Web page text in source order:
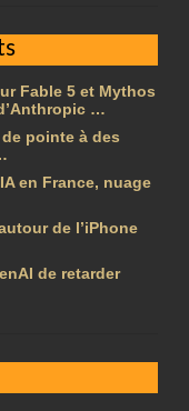
Fable 5 et Mythos
…
de pointe à des
en France, nuage
de l’iPhone
de retarder